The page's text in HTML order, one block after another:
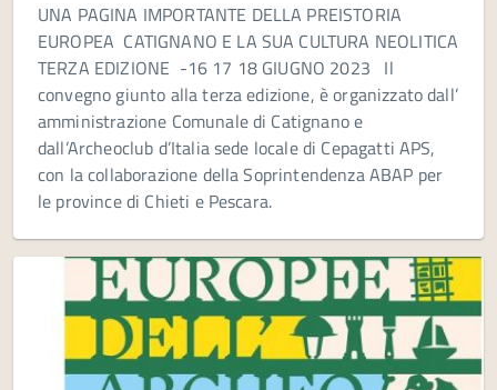
UNA PAGINA IMPORTANTE DELLA PREISTORIA
EUROPEA CATIGNANO E LA SUA CULTURA NEOLITICA
TERZA EDIZIONE -16 17 18 GIUGNO 2023 Il
convegno giunto alla terza edizione, è organizzato dall’
amministrazione Comunale di Catignano e
dall’Archeoclub d’Italia sede locale di Cepagatti APS,
con la collaborazione della Soprintendenza ABAP per
le province di Chieti e Pescara.